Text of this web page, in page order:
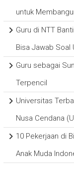
untuk
Guru di NTT
Bisa Jawab Soal
Guru sebagai
Terpencil
Universitas
Nusa Cendana
10 Pekerjaan di
Anak Muda